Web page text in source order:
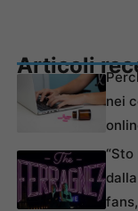
Articoli
nei
“Sto